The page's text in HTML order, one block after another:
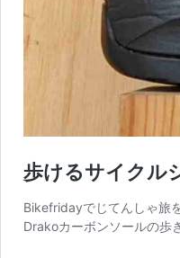
歩けるサイクル
Bikefridayでじてんしゃ旅
Drakoカーボンソールの歩